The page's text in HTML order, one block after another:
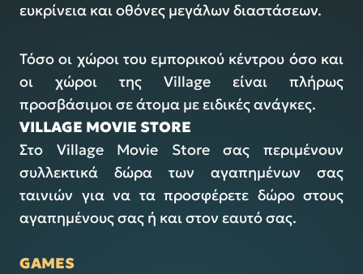
ευκρίνεια και οθόνες μεγάλων διαστάσεων.
Τόσο οι χώροι του εμπορικού κέντρου όσο και
οι χώροι της Village είναι πλήρως
προσβάσιμοι σε άτομα με ειδικές ανάγκες.
VILLAGE MOVIE STORE
Στo Village Movie Store σας περιμένουν
συλλεκτικά δώρα των αγαπημένων σας
ταινιών για να τα προσφέρετε δώρο στους
αγαπημένους σας ή και στον εαυτό σας.
GAMES